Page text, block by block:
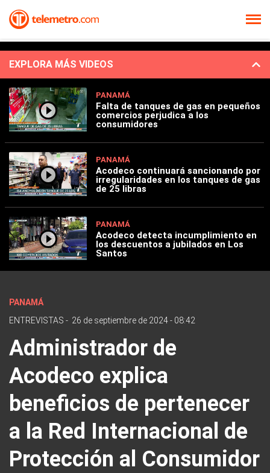
EXPLORA MÁS VIDEOS
PANAMÁ
Falta de tanques de gas en pequeños
comercios perjudica a los
consumidores
PANAMÁ
Acodeco continuará sancionando por
irregularidades en los tanques de gas
de 25 libras
PANAMÁ
Acodeco detecta incumplimiento en
los descuentos a jubilados en Los
Santos
PANAMÁ
ENTREVISTAS - 26 de septiembre de 2024 - 08:42
Administrador de
Acodeco explica
beneficios de pertenecer
a la Red Internacional de
Protección al Consumidor